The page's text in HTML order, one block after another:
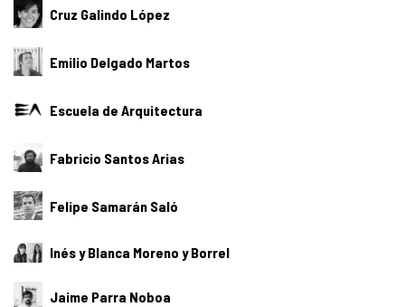
Cruz Galindo López
Emilio Delgado Martos
Escuela de Arquitectura
Fabricio Santos Arias
Felipe Samarán Saló
Inés y Blanca Moreno y Borrel
Jaime Parra Noboa